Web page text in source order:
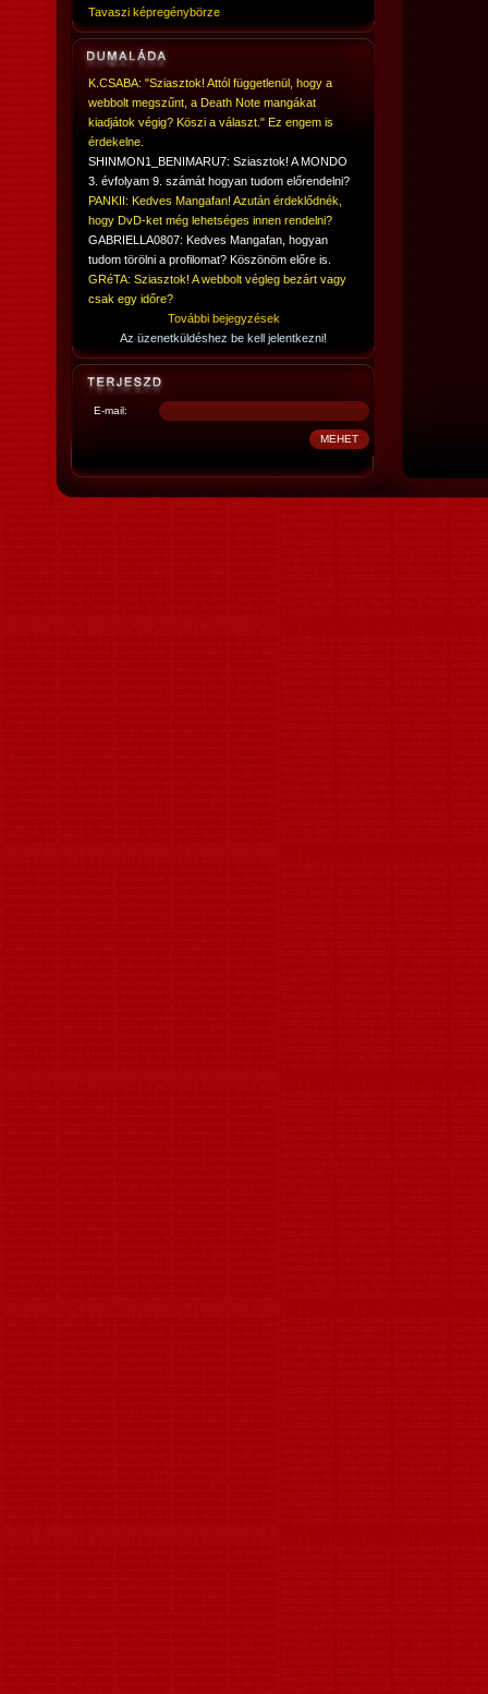
Tavaszi képregénybörze
K.CSABA: "Sziasztok! Attól függetlenül, hogy a
webbolt megszűnt, a Death Note mangákat
kiadjátok végig? Köszi a választ." Ez engem is
érdekelne.
SHINMON1_BENIMARU7: Sziasztok! A MONDO
3. évfolyam 9. számát hogyan tudom előrendelni?
PANKII: Kedves Mangafan! Azután érdeklődnék,
hogy DvD-ket még lehetséges innen rendelni?
GABRIELLA0807: Kedves Mangafan, hogyan
tudom törölni a profilomat? Köszönöm előre is.
GRéTA: Sziasztok! A webbolt végleg bezárt vagy
csak egy időre?
További bejegyzések
Az üzenetküldéshez be kell jelentkezni!
E-mail: